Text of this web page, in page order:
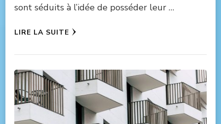
sont séduits à l’idée de posséder leur …
LIRE LA SUITE